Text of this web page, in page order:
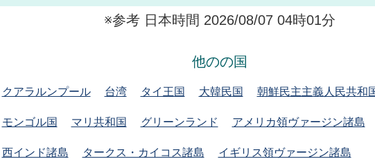
※参考 日本時間 2026/08/07 04時01分
他のの国
クアラルンプール 台湾 タイ王国 大韓民国 朝鮮民主主義人民共和
モンゴル国 マリ共和国 グリーンランド アメリカ領ヴァージン諸島
西インド諸島 タークス・カイコス諸島 イギリス領ヴァージン諸島